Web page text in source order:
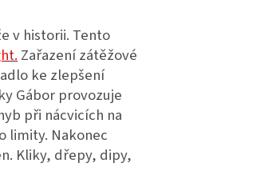
v historii. Tento
Zařazení zátěžové
ke zlepšení
Gábor provozuje
při nácvicích na
limity. Nakonec
Kliky, dřepy, dipy,